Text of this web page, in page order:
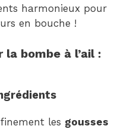
harmonieux pour
en bouche !
bombe à l’ail :
les gousses